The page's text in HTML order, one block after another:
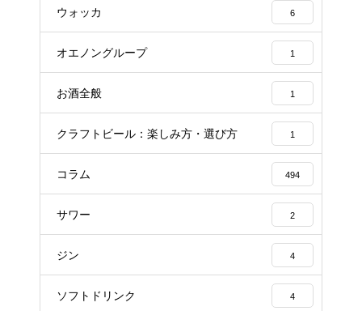
ウォッカ 6
オエノングループ 1
お酒全般 1
クラフトビール：楽しみ方・選び方 1
コラム 494
サワー 2
ジン 4
ソフトドリンク 4